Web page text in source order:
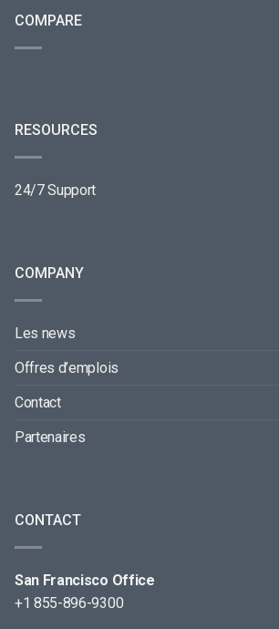
COMPARE
RESOURCES
24/7 Support
COMPANY
Les news
Offres d’emplois
Contact
Partenaires
CONTACT
San Francisco Office
+1 855-896-9300